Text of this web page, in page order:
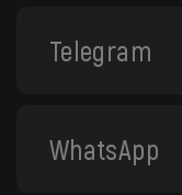
Telegram
WhatsApp